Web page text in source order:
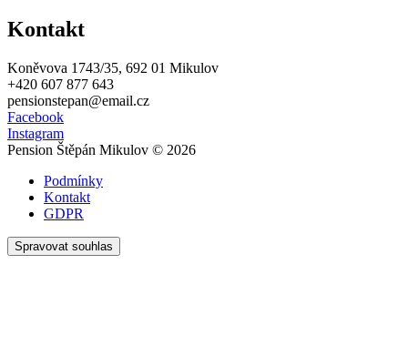
Kontakt
Koněvova 1743/35, 692 01 Mikulov
+420 607 877 643
pensionstepan@email.cz
Facebook
Instagram
Pension Štěpán Mikulov © 2026
Podmínky
Kontakt
GDPR
Spravovat souhlas